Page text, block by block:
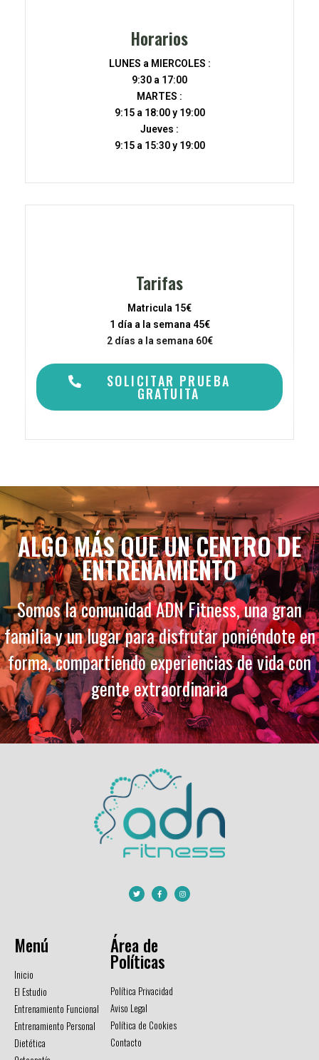
Horarios
LUNES a MIERCOLES :
9:30 a 17:00
MARTES :
9:15 a 18:00 y 19:00
Jueves :
9:15 a 15:30 y 19:00
Tarifas
Matricula 15€
1 día a la semana 45€
2 días a la semana 60€
SOLICITAR PRUEBA
GRATUITA
ALGO MÁS QUE UN CENTRO DE
ENTRENAMIENTO
Somos la comunidad ADN Fitness, una gran
familia y un lugar para disfrutar poniéndote en
forma, compartiendo experiencias de vida con
gente extraordinaria
Menú
Inicio
El Estudio
Entrenamiento Funcional
Entrenamiento Personal
Dietética
Área de
Políticas
Política Privacidad
Aviso Legal
Política de Cookies
Contacto